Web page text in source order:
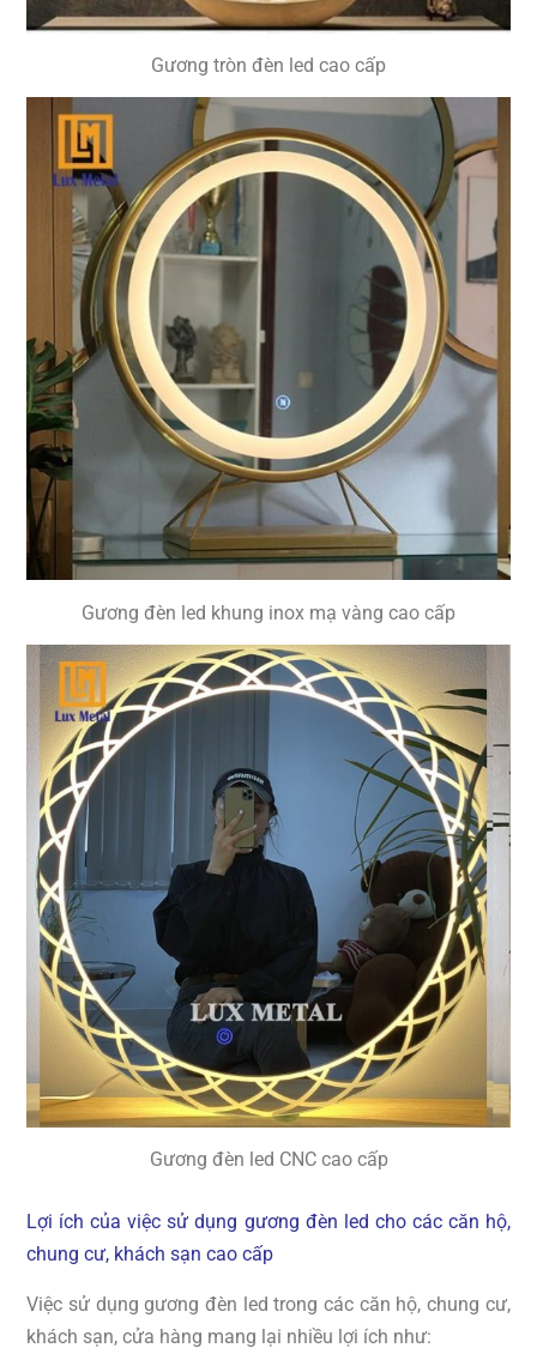
Gương tròn đèn led cao cấp
Gương đèn led khung inox mạ vàng cao cấp
Gương đèn led CNC cao cấp
Lợi ích của việc sử dụng gương đèn led cho các căn hộ,
chung cư, khách sạn cao cấp
Việc sử dụng gương đèn led trong các căn hộ, chung cư,
khách sạn, cửa hàng mang lại nhiều lợi ích như: